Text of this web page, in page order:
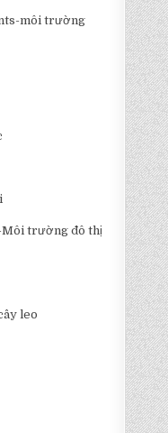
môi trường
trường đô thị
leo